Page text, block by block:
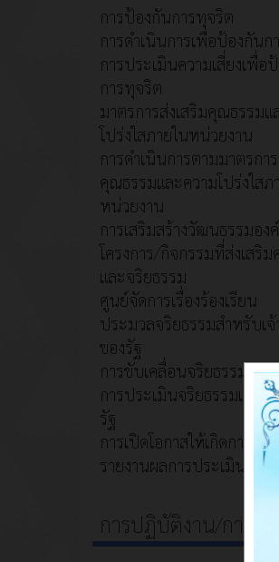
การป้องกันการทุจริต
การดำเนินการเพื่อป้องกันก
การประเมินความเสี่ยงเพื่อ
การทุจริต
มาตรการส่งเสริมคุณธรรมแ
โปร่งใสภายในหน่วยงาน
การดำเนินการตามมาตรกา
คุณธรรมและความโปร่งใสภ
หน่วยงาน
การเสริมสร้างวัฒนธรรมอง
โครงการ/กิจกรรมที่ส่งเสริ
และจริยธรรม
ศูนย์จัดการเรื่องร้องเรียน
ประมวลจริยธรรมสำหรับเ
ของรัฐ
การขับเคลื่อนจริยธรรม
การประเมินจริยธรรมเจ้าห
รัฐ
การเปิดโอกาสให้เกิดการมีส่ว
รายงานผลการประเมิน (ITA)
การปฏิบัติงาน/การให้บ